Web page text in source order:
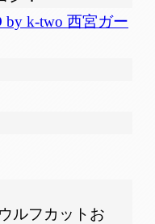
by k-two 西宮ガー
ルフカットお